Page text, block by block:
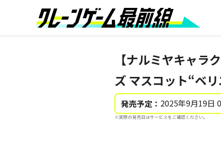
【ナルミヤキャラ
ズ マスコット“ベ
発売予定： 2025年9月19日
※実際の発売日はサービスをご確認ください。